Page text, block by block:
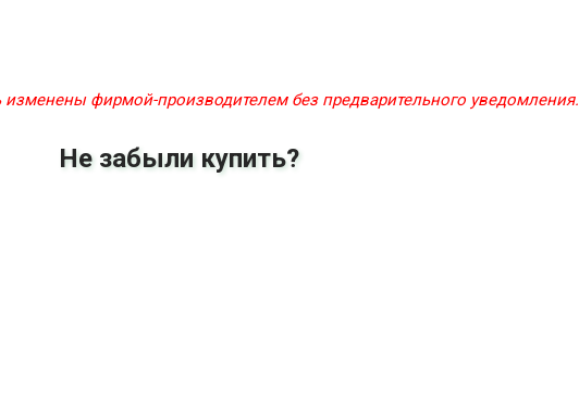
фирмой-производителем без предварительного уведомления.
Не забыли купить?